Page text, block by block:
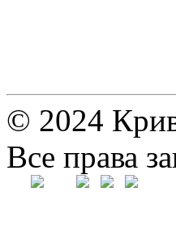
© 2024
Все права